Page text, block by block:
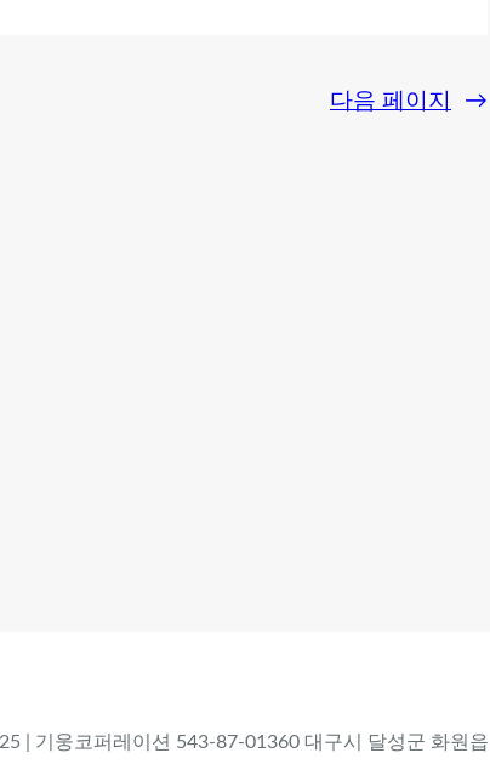
다음 페이지 →
| 기웅코퍼레이션 543-87-01360 대구시 달성군 화원